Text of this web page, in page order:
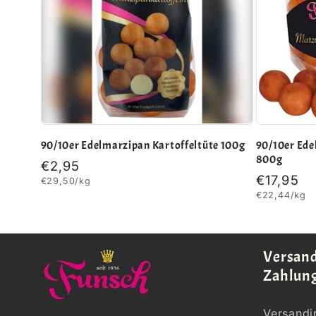
o
r
i
e
90/10er Edelmarzipan Kartoffeltüte 100g
Normaler
Preis
€2,95
Grundpreis
€29,50/kg
90/10er
800g
Normaler
Preis
€17,95
Grundpreis
€22,44/kg